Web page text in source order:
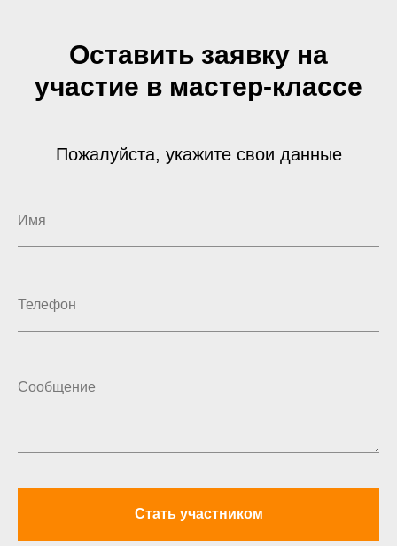
Оставить заявку на
участие в мастер-классе
Пожалуйста, укажите свои данные
Стать участником